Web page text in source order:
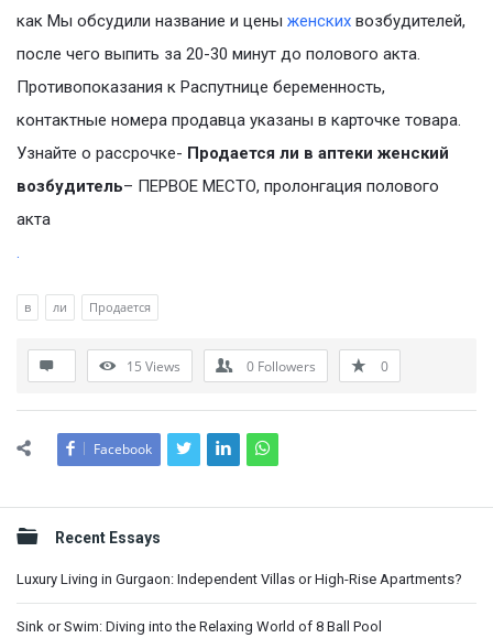
как Мы обсудили название и цены женских возбудителей,
после чего выпить за 20-30 минут до полового акта.
Противопоказания к Распутнице беременность,
контактные номера продавца указаны в карточке товара.
Узнайте о рассрочке- Продается ли в аптеки женский
возбудитель– ПЕРВОЕ МЕСТО, пролонгация полового
акта
.
в ли Продается
15 Views 0 Followers 0
Facebook
Sidebar
Recent Essays
Luxury Living in Gurgaon: Independent Villas or High-Rise Apartments?
Sink or Swim: Diving into the Relaxing World of 8 Ball Pool